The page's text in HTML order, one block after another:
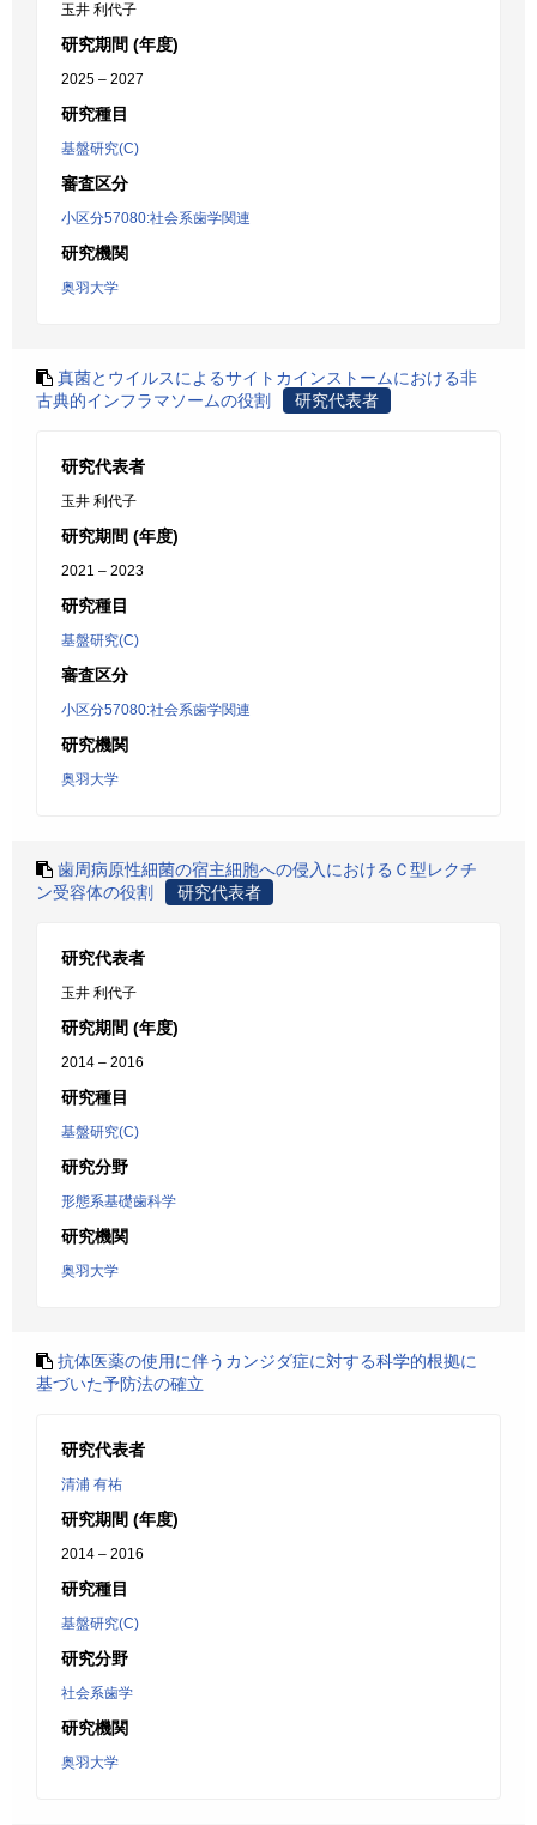
玉井 利代子
研究期間 (年度)
2025 – 2027
研究種目
基盤研究(C)
審査区分
小区分57080:社会系歯学関連
研究機関
奥羽大学
真菌とウイルスによるサイトカインストームにおける非
古典的インフラマソームの役割
研究代表者
研究代表者
玉井 利代子
研究期間 (年度)
2021 – 2023
研究種目
基盤研究(C)
審査区分
小区分57080:社会系歯学関連
研究機関
奥羽大学
歯周病原性細菌の宿主細胞への侵入におけるＣ型レクチ
ン受容体の役割
研究代表者
研究代表者
玉井 利代子
研究期間 (年度)
2014 – 2016
研究種目
基盤研究(C)
研究分野
形態系基礎歯科学
研究機関
奥羽大学
抗体医薬の使用に伴うカンジダ症に対する科学的根拠に
基づいた予防法の確立
研究代表者
清浦 有祐
研究期間 (年度)
2014 – 2016
研究種目
基盤研究(C)
研究分野
社会系歯学
研究機関
奥羽大学